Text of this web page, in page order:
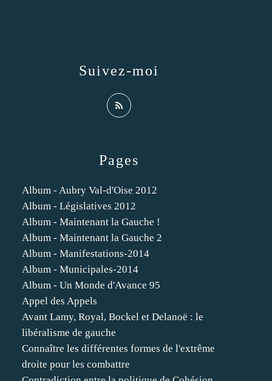
Pages
Album - Aubry Val-d'Oise 2012
Album - Législatives 2012
Album - Maintenant la Gauche !
Album - Maintenant la Gauche 2
Album - Manifestations-2014
Album - Municipales-2014
Album - Un Monde d'Avance 95
Appel des Appels
Avant Lamy, Royal, Bockel et Delanoë : le
libéralisme de gauche
Connaître les différentes formes de l'extrême
droite pour les combattre
Suivez-moi